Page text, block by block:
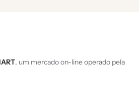
, um mercado on-line operado pela